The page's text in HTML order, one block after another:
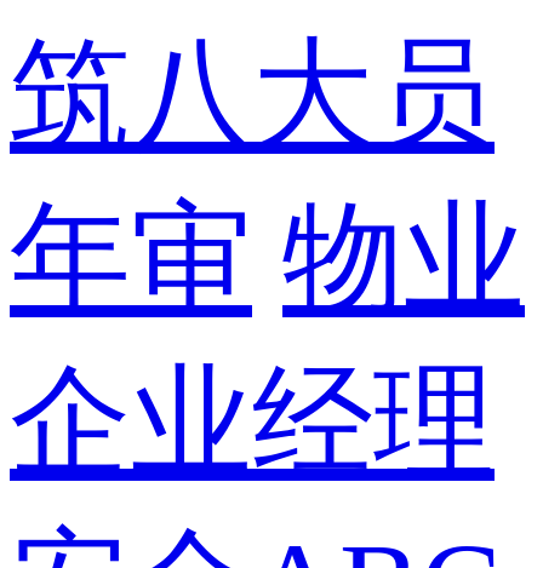
筑八大员
年审 物业
企业经理